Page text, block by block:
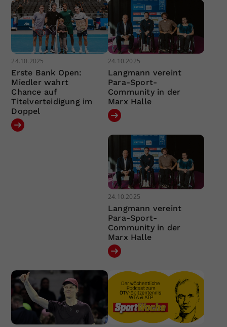
24.10.2025
Erste Bank Open:
Miedler wahrt
Chance auf
Titelverteidigung im
Doppel
24.10.2025
Langmann vereint
Para-Sport-
Community in der
Marx Halle
24.10.2025
Langmann vereint
Para-Sport-
Community in der
Marx Halle